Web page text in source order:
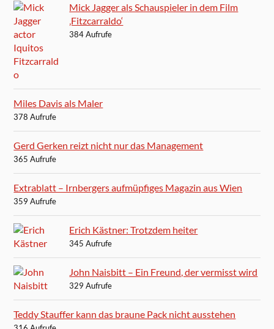
Mick Jagger als Schauspieler in dem Film
‚Fitzcarraldo‘
384 Aufrufe
Miles Davis als Maler
378 Aufrufe
Gerd Gerken reizt nicht nur das Management
365 Aufrufe
Extrablatt – Irnbergers aufmüpfiges Magazin aus Wien
359 Aufrufe
Erich Kästner: Trotzdem heiter
345 Aufrufe
John Naisbitt – Ein Freund, der vermisst wird
329 Aufrufe
Teddy Stauffer kann das braune Pack nicht ausstehen